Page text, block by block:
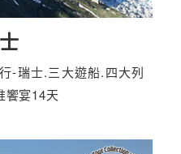
-瑞士.三大遊船.四大列
饗宴14天